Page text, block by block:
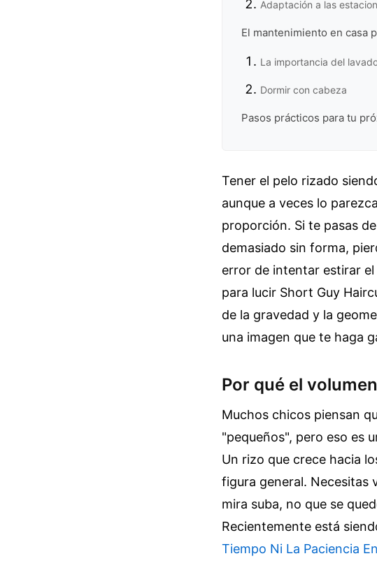
Adaptación a las
El mantenimiento en casa
La importancia del
Dormir con cabeza
Pasos prácticos para tu
Tener el pelo rizado
aunque a veces lo
proporción. Si te pasas
demasiado sin forma,
error de intentar estirar
para lucir Short Guy
de la gravedad y la
una imagen que te haga
Por qué el
Muchos chicos piensan
"pequeños", pero eso es
Un rizo que crece hacia
figura general. Necesitas
mira suba, no que se
Recientemente está
Tiempo Ni La Paciencia